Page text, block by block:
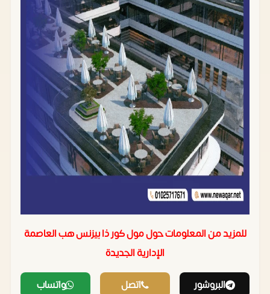
للمزيد من المعلومات حول مول كور ذا بيزنس هب العاصمة
الإدارية الجديدة‏
البروشور اتصل واتساب